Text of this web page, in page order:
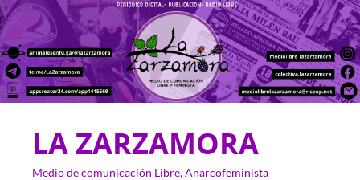
LA ZARZAMORA
Medio de comunicación Libre, Anarcofeminista